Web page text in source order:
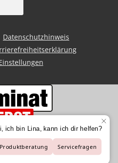
Datenschutzhinweis
GmbH | Der Spezialist für